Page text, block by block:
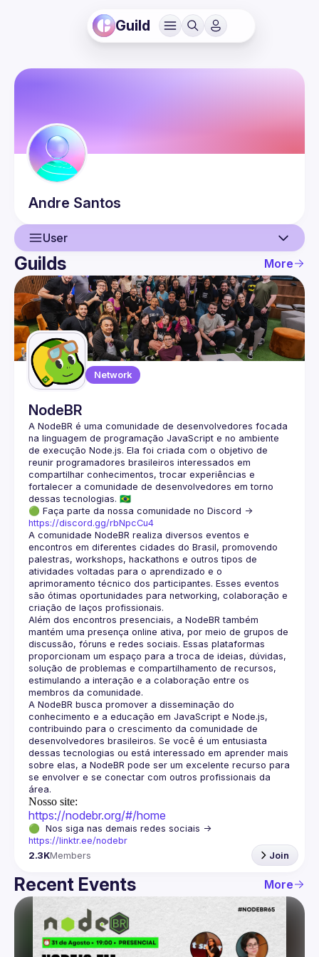
Guild
Andre Santos
User
User
Events
Guilds
Guilds More
Network
NodeBR
A NodeBR é uma comunidade de desenvolvedores focada
na linguagem de programação JavaScript e no ambiente
de execução Node.js. Ela foi criada com o objetivo de
reunir programadores brasileiros interessados em
compartilhar conhecimentos, trocar experiências e
fortalecer a comunidade de desenvolvedores em torno
🟢 Faça parte da nossa comunidade no Discord ->
https://discord.gg/rbNpcCu4
A comunidade NodeBR realiza diversos eventos e
encontros em diferentes cidades do Brasil, promovendo
palestras, workshops, hackathons e outros tipos de
atividades voltadas para o aprendizado e o
aprimoramento técnico dos participantes. Esses eventos
são ótimas oportunidades para networking, colaboração e
Além dos encontros presenciais, a NodeBR também
mantém uma presença online ativa, por meio de grupos de
discussão, fóruns e redes sociais. Essas plataformas
proporcionam um espaço para a troca de ideias, dúvidas,
solução de problemas e compartilhamento de recursos,
estimulando a interação e a colaboração entre os
A NodeBR busca promover a disseminação do
conhecimento e a educação em JavaScript e Node.js,
contribuindo para o crescimento da comunidade de
desenvolvedores brasileiros. Se você é um entusiasta
dessas tecnologias ou está interessado em aprender mais
sobre elas, a NodeBR pode ser um excelente recurso para
se envolver e se conectar com outros profissionais da
Nosso site:
https://nodebr.org/#/home
https://linktr.ee/nodebr
2.3KMembers Join
Recent Events More